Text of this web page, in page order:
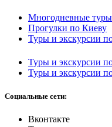
Многодневные туры
Прогулки по Киеву
Туры и экскурсии
Туры и экскурсии
Туры и экскурсии
Социальные сети:
Вконтакте